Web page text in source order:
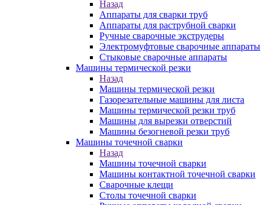
Назад
Аппараты для сварки труб
Аппараты для раструбной сварки
Ручные сварочные экструдеры
Электромуфтовые сварочные аппараты
Стыковые сварочные аппараты
Машины термической резки
Назад
Машины термической резки
Газорезательные машины для листа
Машины термической резки труб
Машины для вырезки отверстий
Машины безогневой резки труб
Машины точечной сварки
Назад
Машины точечной сварки
Машины контактной точечной сварки
Сварочные клещи
Столы точечной сварки